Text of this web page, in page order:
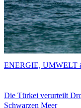
Die Türkei verurteilt
Schwarzen Meer
ENERGIE, UMWELT